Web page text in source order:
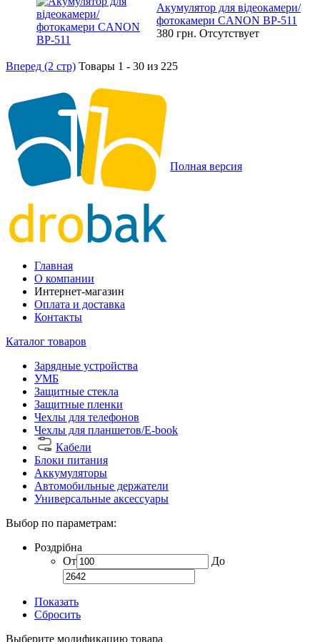
Акумулятор для відеокамери/
фотокамери CANON BP-511
380 грн. Отсутствует
Вперед (2 стр) Товары 1 - 30 из 225
Полная версия
Главная
О компании
Интернет-магазин
Оплата и доставка
Контакты
Каталог товаров
Зарядные устройства
УМБ
Защитные стекла
Защитные пленки
Чехлы для телефонов
Чехлы для планшетов/E-book
Кабели
Блоки питания
Аккумуляторы
Автомобильные держатели
Универсальные аксессуары
Выбор по параметрам:
Роздрібна
От
До
Показать
Сбросить
Выберите модификацию товара